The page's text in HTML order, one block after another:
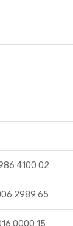
4100 02
2989 65
0000 15